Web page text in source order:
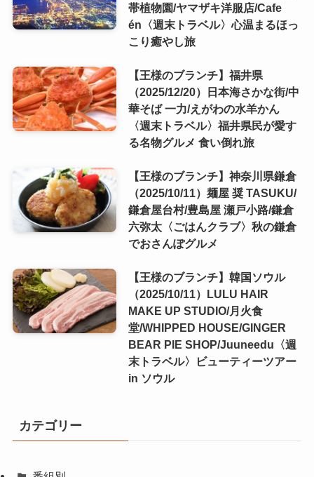
帯植物園/ヤマザキ洋服店/Cafe
én〈週末トラベル〉心温まるほっ
こり癒やし旅
【王様のブランチ】福井県
（2025/12/20）日本海さかな街/中
華そば 一力/えがわの水羊かん
〈週末トラベル〉福井県民が愛す
る名物グルメ 食い倒れ旅
【王様のブランチ】神奈川県鎌倉
（2025/10/11）麺屋 奨 TASUKU/
鎌倉屋台村/豊島屋 瀬戸小路/鎌倉
六弥太〈ごはんクラブ〉秋の鎌倉
でおさんぽグルメ
【王様のブランチ】韓国ソウル
（2025/10/11）LULU HAIR
MAKE UP STUDIO/月火食
堂/WHIPPED HOUSE/GINGER
BEAR PIE SHOP/Juuneedu〈週
末トラベル〉ビューティーツアー
in ソウル
カテゴリー